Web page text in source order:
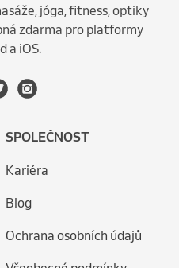
jóga, fitness, optiky
zdarma pro platformy
a iOS.
SPOLEČNOST
Kariéra
Blog
Ochrana osobních údajů